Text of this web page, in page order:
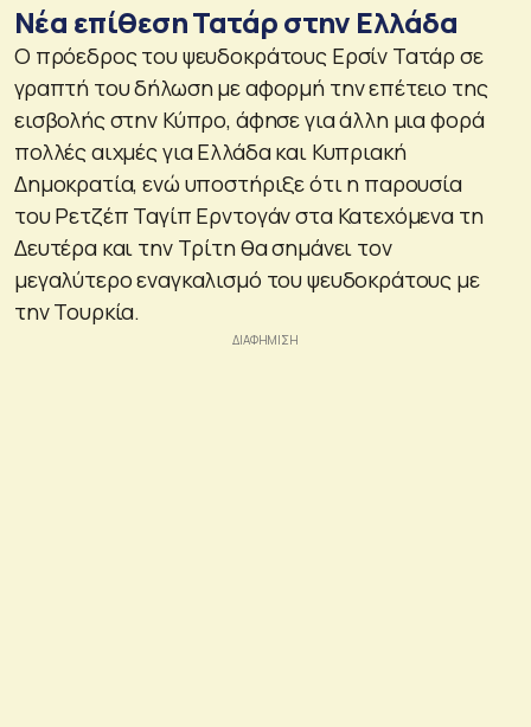
Νέα επίθεση Τατάρ στην Ελλάδα
Ο πρόεδρος του ψευδοκράτους Ερσίν Τατάρ σε
γραπτή του δήλωση με αφορμή την επέτειο της
εισβολής στην Κύπρο, άφησε για άλλη μια φορά
πολλές αιχμές για Ελλάδα και Κυπριακή
Δημοκρατία, ενώ υποστήριξε ότι η παρουσία
του Ρετζέπ Ταγίπ Ερντογάν στα Κατεχόμενα τη
Δευτέρα και την Τρίτη θα σημάνει τον
μεγαλύτερο εναγκαλισμό του ψευδοκράτους με
την Τουρκία.